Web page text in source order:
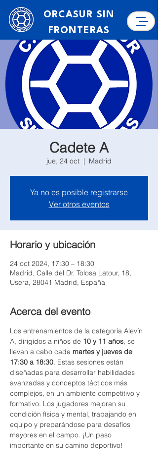
ORCASUR SIN
FRONTERAS
Cadete A
jue, 24 oct
  |
Madrid
Ya no es posible registrarse
Ver otros eventos
Horario y ubicación
24 oct 2024, 17:30 – 18:30
Madrid, Calle del Dr. Tolosa Latour, 18,
Usera, 28041 Madrid, España
Acerca del evento
Los entrenamientos de la categoría Alevín
A, dirigidos a niños de 10 y 11 años, se
llevan a cabo cada martes y jueves de
17:30 a 18:30. Estas sesiones están
diseñadas para desarrollar habilidades
avanzadas y conceptos tácticos más
complejos, en un ambiente competitivo y
formativo. Los jugadores mejoran su
condición física y mental, trabajando en
equipo y preparándose para desafíos
mayores en el campo. ¡Un paso
importante en su camino deportivo!